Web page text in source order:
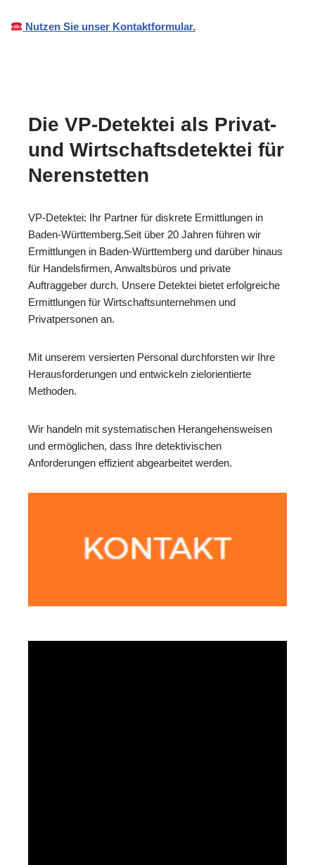
Nutzen Sie unser Kontaktformular.
Die VP-Detektei als Privat-
und Wirtschaftsdetektei für
Nerenstetten
VP-Detektei: Ihr Partner für diskrete Ermittlungen in
Baden-Württemberg.Seit über 20 Jahren führen wir
Ermittlungen in Baden-Württemberg und darüber hinaus
für Handelsfirmen, Anwaltsbüros und private
Auftraggeber durch. Unsere Detektei bietet erfolgreiche
Ermittlungen für Wirtschaftsunternehmen und
Privatpersonen an.
Mit unserem versierten Personal durchforsten wir Ihre
Herausforderungen und entwickeln zielorientierte
Methoden.
Wir handeln mit systematischen Herangehensweisen
und ermöglichen, dass Ihre detektivischen
Anforderungen effizient abgearbeitet werden.